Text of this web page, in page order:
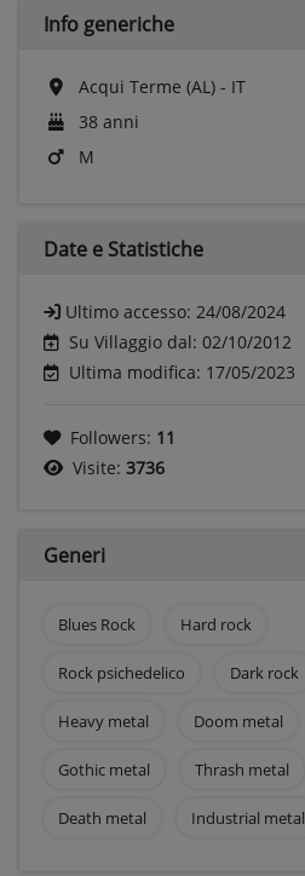
Info generiche
Acqui Terme (AL) - IT
38 anni
M
Date e Statistiche
Ultimo accesso: 24/08/2024
Su Villaggio dal: 02/10/2012
Ultima modifica: 17/05/2023
Followers: 11
Visite: 3736
Generi
Blues Rock Hard rock
Rock psichedelico Dark rock
Heavy metal Doom metal
Gothic metal Thrash metal
Death metal Industrial metal